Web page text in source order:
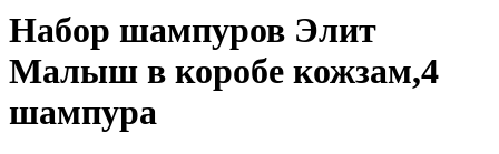
Набор шампуров Элит
Малыш в коробе кожзам,4
шампура